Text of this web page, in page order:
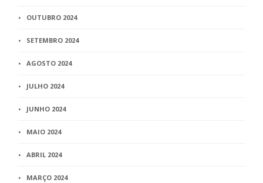
OUTUBRO 2024
SETEMBRO 2024
AGOSTO 2024
JULHO 2024
JUNHO 2024
MAIO 2024
ABRIL 2024
MARÇO 2024